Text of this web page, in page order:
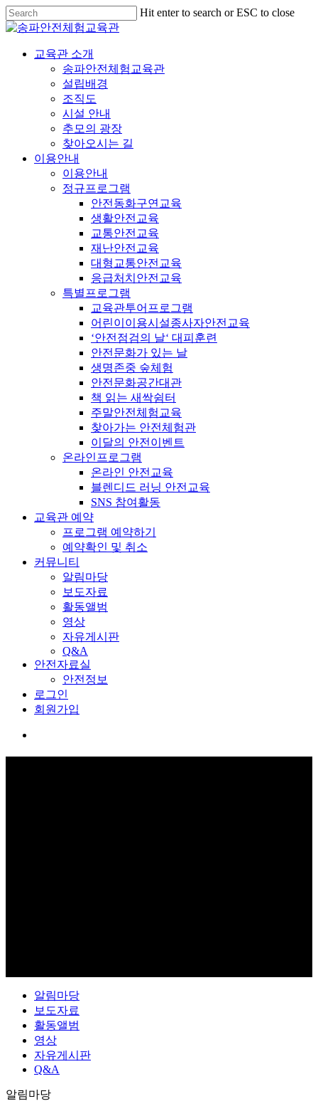
Hit enter to search or ESC to close
교육관 소개
송파안전체험교육관
설립배경
조직도
시설 안내
추모의 광장
찾아오시는 길
이용안내
이용안내
정규프로그램
안전동화구연교육
생활안전교육
교통안전교육
재난안전교육
대형교통안전교육
응급처치안전교육
특별프로그램
교육관투어프로그램
어린이이용시설종사자안전교육
‘안전점검의 날‘ 대피훈련
안전문화가 있는 날
생명존중 숲체험
안전문화공간대관
책 읽는 새싹쉼터
주말안전체험교육
찾아가는 안전체험관
이달의 안전이벤트
온라인프로그램
온라인 안전교육
블렌디드 러닝 안전교육
SNS 참여활동
교육관 예약
프로그램 예약하기
예약확인 및 취소
커뮤니티
알림마당
보도자료
활동앨범
영상
자유게시판
Q&A
안전자료실
안전정보
로그인
회원가입
알림마당
보도자료
활동앨범
영상
자유게시판
Q&A
알림마당